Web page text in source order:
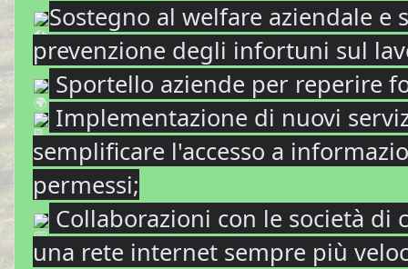
Sostegno al welfare aziendale e
prevenzione degli infortuni sul
Sportello aziende per reperire
Implementazione di nuovi
semplificare l'accesso a
permessi;
Collaborazioni con le società
una rete internet sempre più